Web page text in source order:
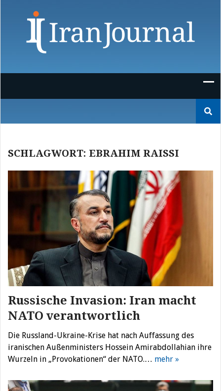
nach:
SCHLAGWORT: EBRAHIM RAISSI
Russische Invasion: Iran macht
NATO verantwortlich
Die Russland-Ukraine-Krise hat nach Auffassung des
iranischen Außenministers Hossein Amirabdollahian ihre
Wurzeln in „Provokationen“ der NATO.… mehr »